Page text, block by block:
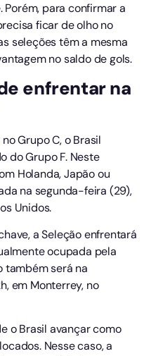
para confirmar a
ficar de olho no
seleções têm a mesma
no saldo de gols.
enfrentar na
Grupo C, o Brasil
do Grupo F. Neste
Holanda, Japão ou
na segunda-feira (29),
Unidos.
a Seleção enfrentará
ocupada pela
também será na
em Monterrey, no
o Brasil avançar como
Nesse caso, a